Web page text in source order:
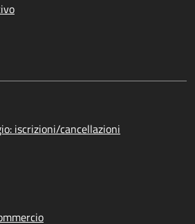
iscrizioni/cancellazioni